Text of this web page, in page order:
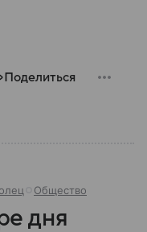
Поделиться
Общество
дня